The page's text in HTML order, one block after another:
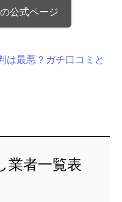
公式ページ
は最悪？ガチ口コミと
業者一覧表